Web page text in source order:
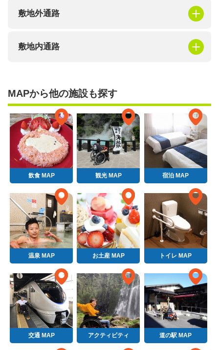
敷地外通路
敷地内通路
MAPから他の施設も探す
飲食 MAP 観光 MAP 宿泊 MAP
温泉 MAP お土産 MAP トイレ MAP
交通 MAP アクティビティ 道の駅 MAP